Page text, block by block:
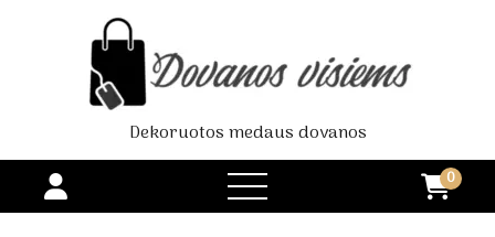
Dekoruotos medaus dovanos
open
menu
0